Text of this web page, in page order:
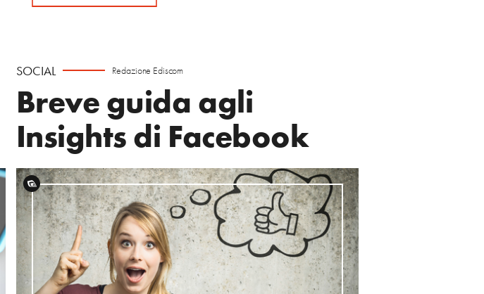
SOCIAL Redazione Ediscom
Breve guida agli
Insights di Facebook